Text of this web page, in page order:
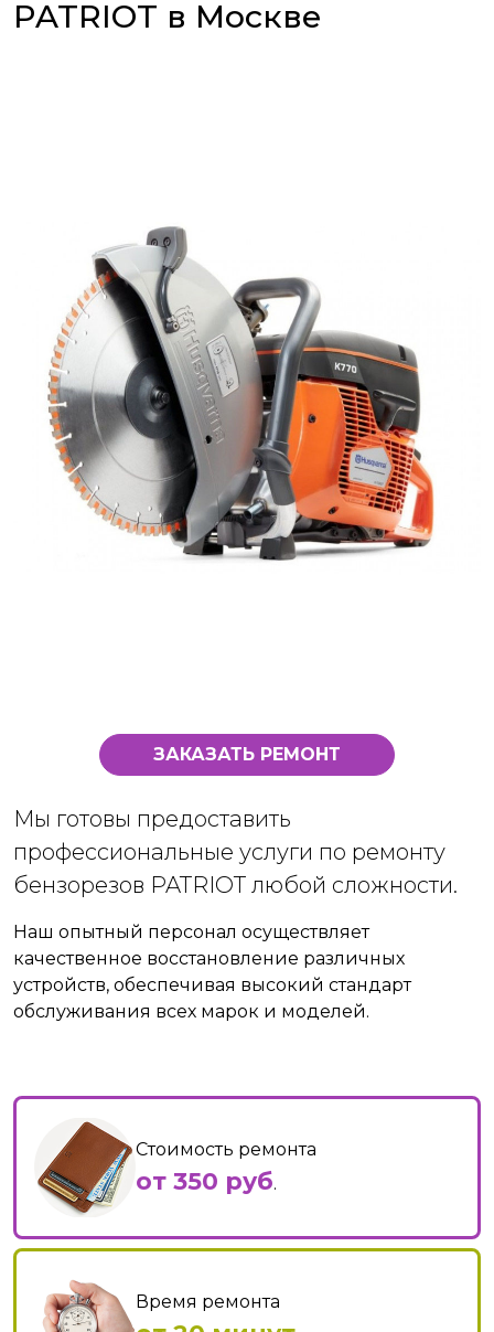
PATRIOT в Москве
ЗАКАЗАТЬ РЕМОНТ
Мы готовы предоставить
профессиональные услуги по ремонту
бензорезов PATRIOT любой сложности.
Наш опытный персонал осуществляет
качественное восстановление различных
устройств, обеспечивая высокий стандарт
обслуживания всех марок и моделей.
Стоимость ремонта
от 350 руб.
Время ремонта